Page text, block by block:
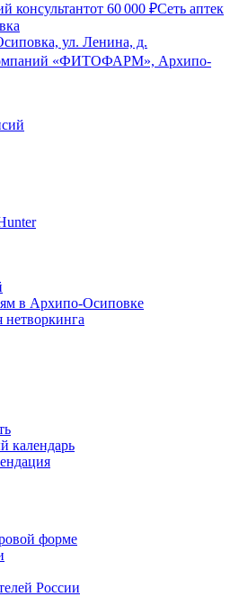
консультантот 60 000 ₽Сеть аптек
ул. Ленина, д.
«ФИТОФАРМ», Архипо-
в Архипо-Осиповке
нетворкинга
календарь
форме
России